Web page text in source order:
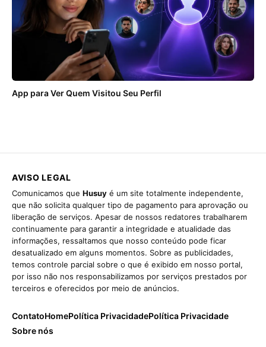
App para Ver Quem Visitou Seu Perfil
AVISO LEGAL
Comunicamos que Husuy é um site totalmente independente,
que não solicita qualquer tipo de pagamento para aprovação ou
liberação de serviços. Apesar de nossos redatores trabalharem
continuamente para garantir a integridade e atualidade das
informações, ressaltamos que nosso conteúdo pode ficar
desatualizado em alguns momentos. Sobre as publicidades,
temos controle parcial sobre o que é exibido em nosso portal,
por isso não nos responsabilizamos por serviços prestados por
terceiros e oferecidos por meio de anúncios.
ContatoHomePolítica PrivacidadePolítica Privacidade
Sobre nós